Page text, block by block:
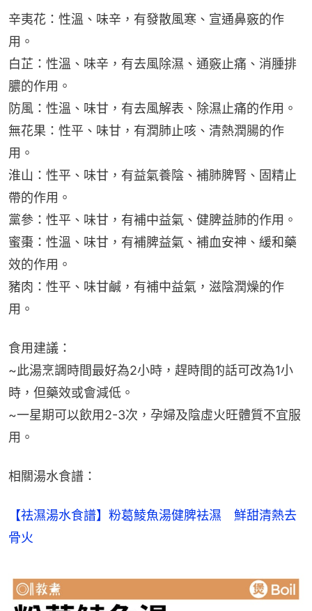
辛夷花：性溫、味辛，有發散風寒、宣通鼻竅的作
用。
白芷：性溫、味辛，有去風除濕、通竅止痛、消腫排
膿的作用。
防風：性溫、味甘，有去風解表、除濕止痛的作用。
無花果：性平、味甘，有潤肺止咳、清熱潤腸的作
用。
淮山：性平、味甘，有益氣養陰、補肺脾腎、固精止
帶的作用。
黨參：性平、味甘，有補中益氣、健脾益肺的作用。
蜜棗：性溫、味甘，有補脾益氣、補血安神、緩和藥
效的作用。
豬肉：性平、味甘鹹，有補中益氣，滋陰潤燥的作
用。
食用建議：
~此湯烹調時間最好為2小時，趕時間的話可改為1小
時，但藥效或會減低。
~一星期可以飲用2-3次，孕婦及陰虛火旺體質不宜服
用。
相關湯水食譜：
【祛濕湯水食譜】粉葛鯪魚湯健脾袪濕　鮮甜清熱去
骨火